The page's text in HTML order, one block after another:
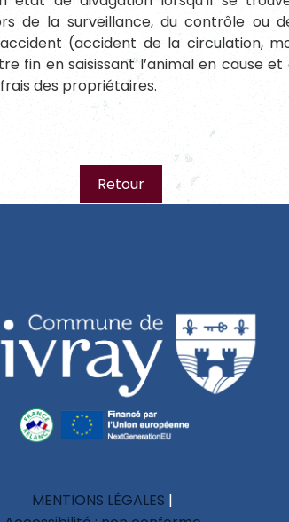
de la surveillance, du contrôle ou
(accident de la circulation,
fin en saisissant l’animal en cause
des propriétaires.
Retour
MENTIONS LÉGALES